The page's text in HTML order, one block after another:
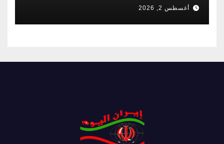
أغسطس 2, 2026